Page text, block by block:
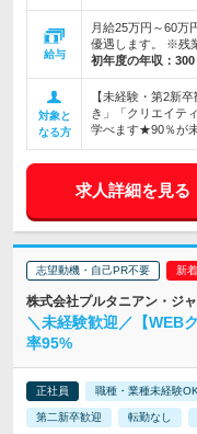
給与
月給25万円～60万
優遇します。 ※残
初年度の年収： 300
対象と
なる方
【未経験・第2新
き」「クリエイテ
学べます★90％が
求人詳細を見る
志望動機・自己PR不要
株式会社プルタニアン・ジ
＼未経験歓迎／【WEB
率95%
正社員 職種・業種未経験OK
第二新卒歓迎 転勤なし